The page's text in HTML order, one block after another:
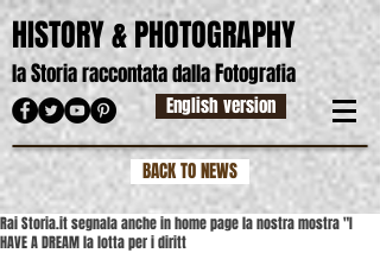
HISTORY & PHOTOGRAPHY
laStoria raccontata dallaFotografia
English version
BACK TO NEWS
Rai Storia.it segnala anche in home page la nostra mostra "I
HAVE A DREAM la lotta per i diritt